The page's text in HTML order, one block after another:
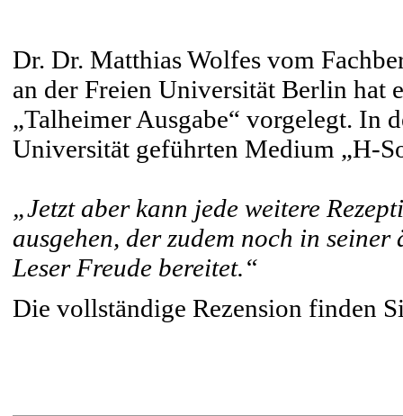
Dr. Dr. Matthias Wolfes vom
an der Freien Universität Berlin hat
„Talheimer Ausgabe“ vorgelegt. In
Universität geführten Medium „H-
„Jetzt aber kann jede weitere
ausgehen, der zudem noch in seiner
Leser Freude bereitet.“
Die vollständige Rezension finden